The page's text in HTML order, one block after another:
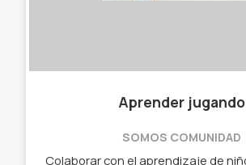
Aprender jugando
SOMOS COMUNIDAD